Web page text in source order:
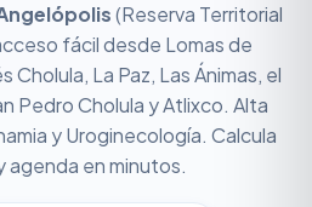
(Reserva Territorial
fácil desde Lomas de
Cholula, La Paz, Las Ánimas, el
Pedro Cholula y Atlixco. Alta
y Uroginecología. Calcula
agenda en minutos.